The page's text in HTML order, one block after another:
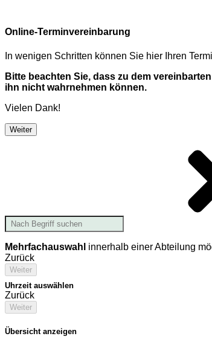
Online-Terminvereinbarung
In wenigen Schritten können Sie hier Ihren
Bitte beachten Sie, dass zu dem
ihn nicht wahrnehmen können.
Vielen Dank!
Weiter
Mehrfachauswahl innerhalb einer Abteilung
Zurück
Weiter
Uhrzeit auswählen
Zurück
Weiter
Übersicht anzeigen